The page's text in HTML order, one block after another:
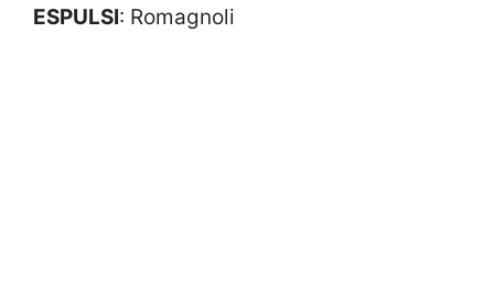
ESPULSI: Romagnoli